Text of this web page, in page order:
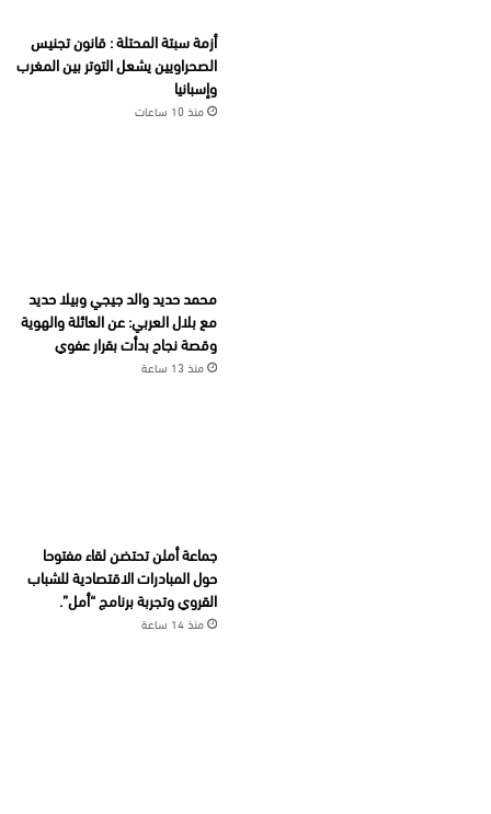
أزمة سبتة المحتلة : قانون تجنيس
الصحراويين يشعل التوتر بين المغرب
وإسبانيا
منذ 10 ساعات
محمد حديد والد جيجي وبيلا حديد
مع بلال العربي: عن العائلة والهوية
وقصة نجاح بدأت بقرار عفوي
منذ 13 ساعة
جماعة أملن تحتضن لقاء مفتوحا
حول المبادرات الاقتصادية للشباب
القروي وتجربة برنامج “أمل”.
منذ 14 ساعة